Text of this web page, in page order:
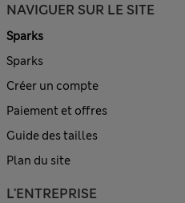
NAVIGUER SUR LE SITE
Sparks
Sparks
Créer un compte
Paiement et offres
Guide des tailles
Plan du site
L'ENTREPRISE